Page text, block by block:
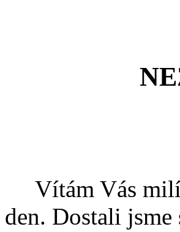
Vítám Vás milí
den. Dostali